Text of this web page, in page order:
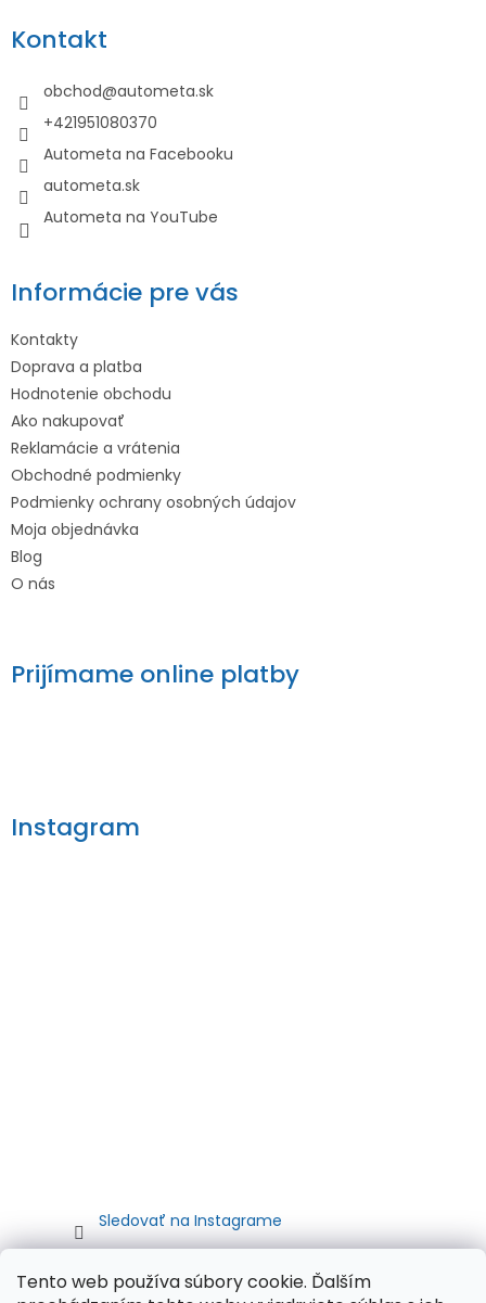
Tento web používa súbory cookie. Ďalším
p
äKontakt
obchod@autometa.sk
+421951080370
Autometa na Facebooku
autometa.sk
Autometa na YouTube
Informácie pre vás
Kontakty
Doprava a platba
Hodnotenie obchodu
Ako nakupovať
Reklamácie a vrátenia
Obchodné podmienky
Podmienky ochrany osobných údajov
Moja objednávka
Blog
O nás
Prijímame online platby
Instagram
Sledovať na Instagrame